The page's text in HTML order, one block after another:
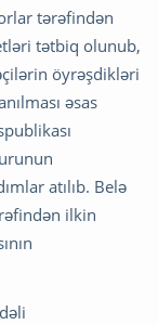
tərəfindən
tətbiq olunub,
öyrəşdikləri
əsas
atılıb. Belə
ilkin